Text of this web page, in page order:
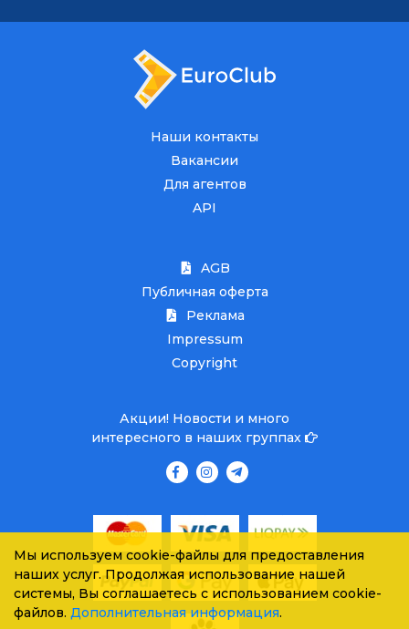
Наши контакты
Вакансии
Для агентов
API
AGB
Публичная оферта
Реклама
Impressum
Copyright
Акции! Новости и много
интересного в наших группах
Мы используем cookie-файлы для предоставления
наших услуг. Продолжая использование нашей
системы, Вы соглашаетесь с использованием cookie-
файлов. Дополнительная информация.